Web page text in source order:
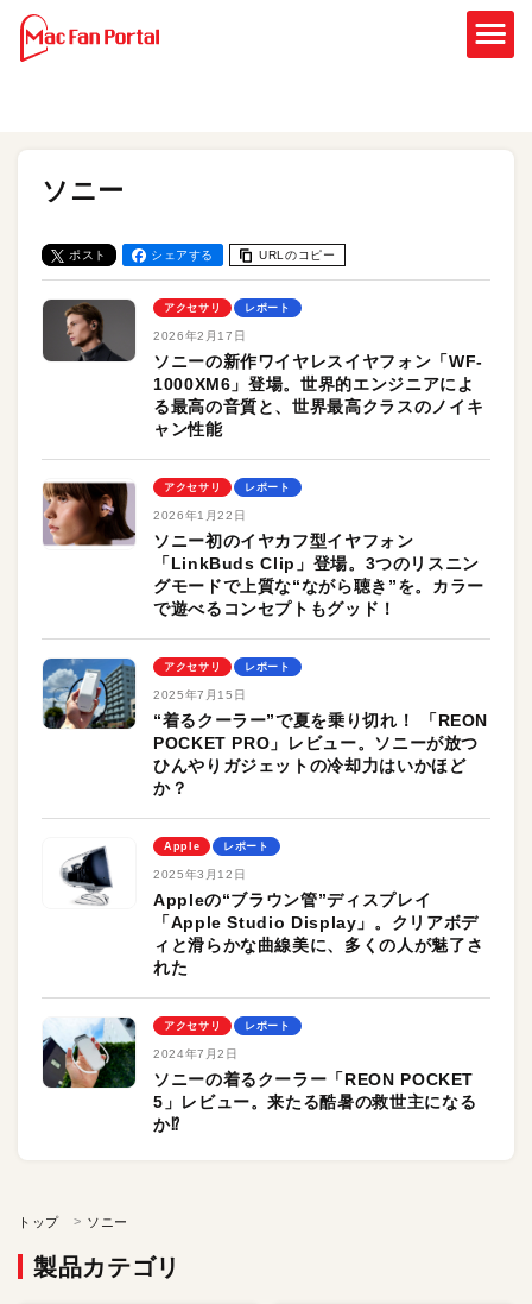
ソニー
ポスト シェアする URLのコピー
アクセサリ レポート
2026年2月17日
ソニーの新作ワイヤレスイヤフォン「WF-
1000XM6」登場。世界的エンジニアによ
る最高の音質と、世界最高クラスのノイキ
ャン性能
アクセサリ レポート
2026年1月22日
ソニー初のイヤカフ型イヤフォン
「LinkBuds Clip」登場。3つのリスニン
グモードで上質な“ながら聴き”を。カラー
で遊べるコンセプトもグッド！
アクセサリ レポート
2025年7月15日
“着るクーラー”で夏を乗り切れ！ 「REON
POCKET PRO」レビュー。ソニーが放つ
ひんやりガジェットの冷却力はいかほど
か？
Apple レポート
2025年3月12日
Appleの“ブラウン管”ディスプレイ
「Apple Studio Display」。クリアボデ
ィと滑らかな曲線美に、多くの人が魅了さ
れた
アクセサリ レポート
2024年7月2日
ソニーの着るクーラー「REON POCKET
5」レビュー。来たる酷暑の救世主になる
か⁉︎
トップ ソニー
製品カテゴリ